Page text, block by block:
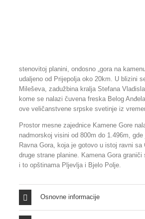
stenovitoj planini, ondosno „gora na
udaljeno od Prijepolja oko 20km. U blizini
Mileševa, zadužbina kralja Stefana
kome se nalazi čuvena freska Belog
ove veličanstvene srpske svetinje iz
Prostor mesne zajednice Kamene Gore
nadmorskoj visini od 800m do 1.496m,
Ravna Gora, koja je gotovo u istoj ravni sa
druge strane planine. Kamena Gora graniči
i to opštinama Pljevlja i Bjelo Polje.
Osnovne informacije